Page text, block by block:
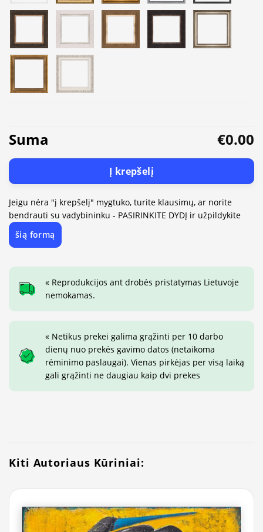
Suma €0.00
Į krepšelį
Jeigu nėra "į krepšelį" mygtuko, turite klausimų, ar norite
bendrauti su vadybininku - PASIRINKITE DYDĮ ir užpildykite
šią formą
« Reprodukcijos ant drobės pristatymas Lietuvoje
nemokamas.
« Netikus prekei galima grąžinti per 10 darbo
dienų nuo prekės gavimo datos (netaikoma
rėminimo paslaugai). Vienas pirkėjas per visą laiką
gali grąžinti ne daugiau kaip dvi prekes
Kiti Autoriaus Kūriniai: